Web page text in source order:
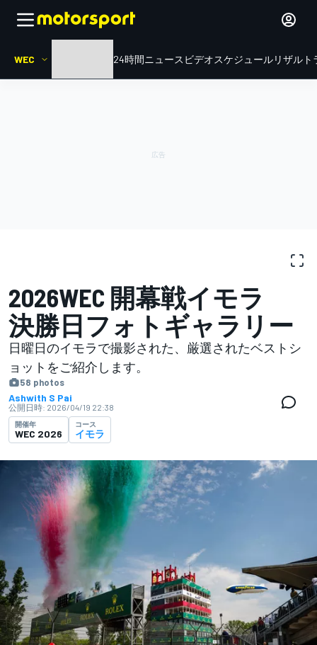
WEC ル・マン24時間ニュース ビデオスケジュールリザルト
2026WEC 開幕戦イモラ
決勝日フォトギャラリー
日曜日のイモラで撮影された、厳選されたベストシ
ョットをご紹介します。
58 photos
Ashwith S Pai
公開日時: 2026/04/19 22:38
開催年
WEC 2026
コース
イモラ